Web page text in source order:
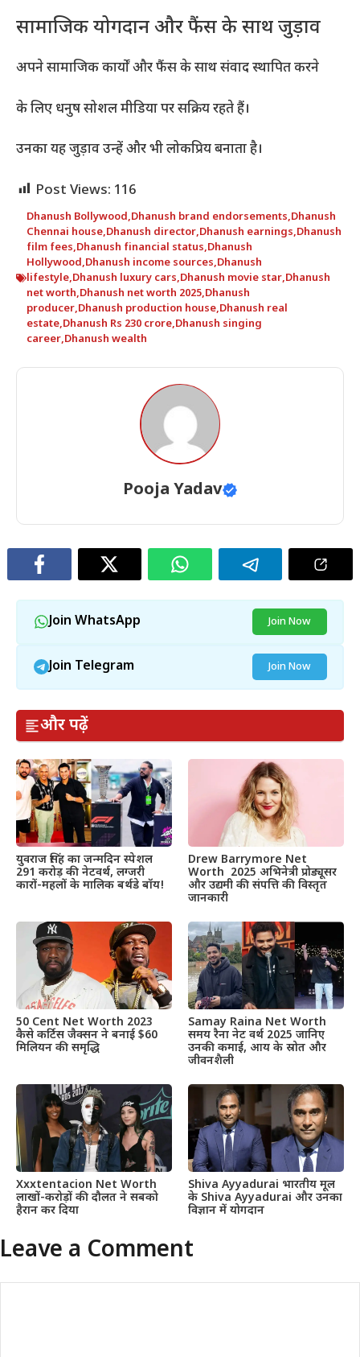
सामाजिक योगदान और फैंस के साथ जुड़ाव
अपने सामाजिक कार्यों और फैंस के साथ संवाद स्थापित करने
के लिए धनुष सोशल मीडिया पर सक्रिय रहते हैं।
उनका यह जुड़ाव उन्हें और भी लोकप्रिय बनाता है।
Post Views: 116
Dhanush Bollywood,Dhanush brand endorsements,Dhanush
Chennai house,Dhanush director,Dhanush earnings,Dhanush
film fees,Dhanush financial status,Dhanush
Hollywood,Dhanush income sources,Dhanush
lifestyle,Dhanush luxury cars,Dhanush movie star,Dhanush
net worth,Dhanush net worth 2025,Dhanush
producer,Dhanush production house,Dhanush real
estate,Dhanush Rs 230 crore,Dhanush singing
career,Dhanush wealth
Pooja Yadav
Join WhatsApp Join Now
Join Telegram Join Now
और पढ़ें
युवराज सिंह का जन्मदिन स्पेशल
291 करोड़ की नेटवर्थ, लग्जरी
कारों-महलों के मालिक बर्थडे बॉय!
Drew Barrymore Net
Worth 2025 अभिनेत्री प्रोड्यूसर
और उद्यमी की संपत्ति की विस्तृत
जानकारी
50 Cent Net Worth 2023
कैसे कर्टिस जैक्सन ने बनाई $60
मिलियन की समृद्धि
Samay Raina Net Worth
समय रैना नेट वर्थ 2025 जानिए
उनकी कमाई, आय के स्रोत और
जीवनशैली
Xxxtentacion Net Worth
लाखों-करोड़ों की दौलत ने सबको
हैरान कर दिया
Shiva Ayyadurai भारतीय मूल
के Shiva Ayyadurai और उनका
विज्ञान में योगदान
Leave a Comment